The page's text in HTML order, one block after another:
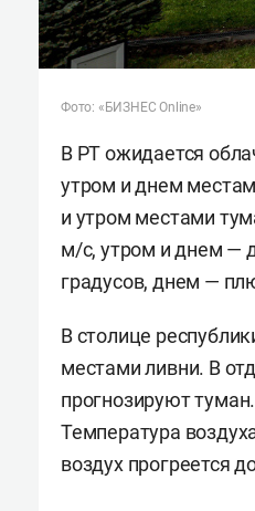
Фото: «БИЗНЕС Online»
В РТ ожидается
утром и днем
и утром местами
м/c, утром и днем —
градусов, днем —
В столице
местами ливни. В
прогнозируют
Температура
воздух прогреется